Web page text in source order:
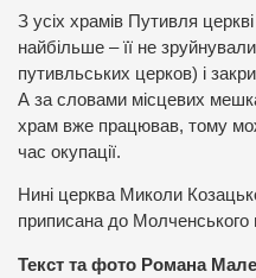
З усіх храмів Путивля
найбільше – її не
путивльських церков) і
А за словами місцевих
храм вже працював, тому
час окупації.
Нині церква Миколи
приписана до Молченського
Текст та фото Романа